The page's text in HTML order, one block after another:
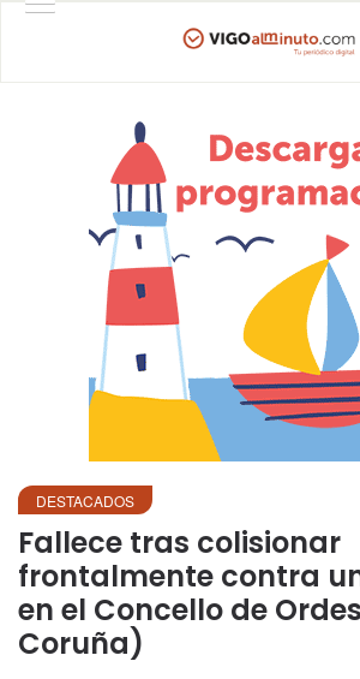
DESTACADOS
Fallece tras colisionar
frontalmente contra
en el Concello de
Coruña)